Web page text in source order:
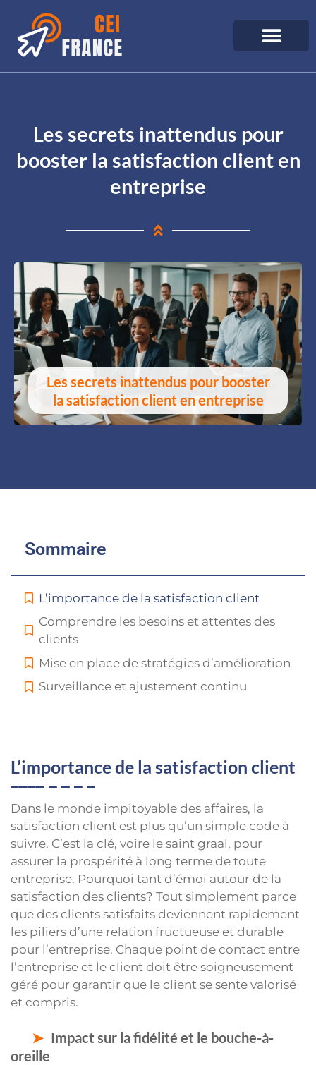
Les secrets inattendus pour
booster la satisfaction client en
entreprise
Les secrets inattendus pour booster
la satisfaction client en entreprise
Sommaire
L’importance de la satisfaction client
Comprendre les besoins et attentes des
clients
Mise en place de stratégies d’amélioration
Surveillance et ajustement continu
L’importance de la satisfaction client
Dans le monde impitoyable des affaires, la
satisfaction client est plus qu’un simple code à
suivre. C’est la clé, voire le saint graal, pour
assurer la prospérité à long terme de toute
entreprise. Pourquoi tant d’émoi autour de la
satisfaction des clients? Tout simplement parce
que des clients satisfaits deviennent rapidement
les piliers d’une relation fructueuse et durable
pour l’entreprise. Chaque point de contact entre
l’entreprise et le client doit être soigneusement
géré pour garantir que le client se sente valorisé
et compris.
Impact sur la fidélité et le bouche-à-
oreille